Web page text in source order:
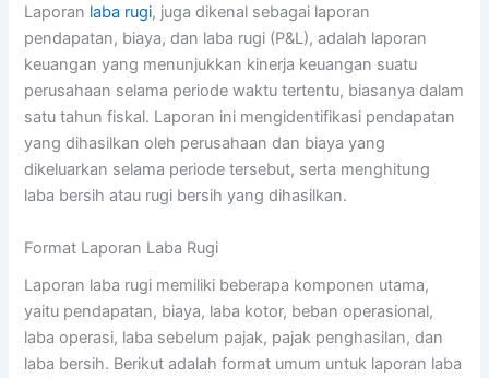
Laporan laba rugi, juga dikenal sebagai laporan
pendapatan, biaya, dan laba rugi (P&L), adalah laporan
keuangan yang menunjukkan kinerja keuangan suatu
perusahaan selama periode waktu tertentu, biasanya dalam
satu tahun fiskal. Laporan ini mengidentifikasi pendapatan
yang dihasilkan oleh perusahaan dan biaya yang
dikeluarkan selama periode tersebut, serta menghitung
laba bersih atau rugi bersih yang dihasilkan.
Format Laporan Laba Rugi
Laporan laba rugi memiliki beberapa komponen utama,
yaitu pendapatan, biaya, laba kotor, beban operasional,
laba operasi, laba sebelum pajak, pajak penghasilan, dan
laba bersih. Berikut adalah format umum untuk laporan laba